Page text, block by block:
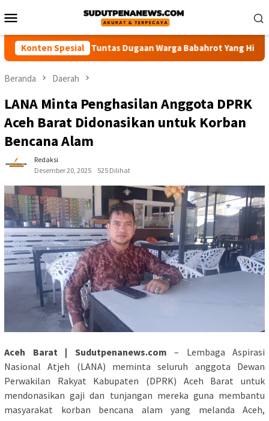
ke
Mobile
Konten Spesial
Polisi Usut Tuntas Dugaan Warga Babahrot Yang Hilang
Beranda Daerah
LANA Minta Penghasilan Anggota DPRK
Aceh Barat Didonasikan untuk Korban
Bencana Alam
Redaksi
Desember 20, 2025
525 Dilihat
Aceh Barat | Sudutpenanews.com – Lembaga Aspirasi
Nasional Atjeh (LANA) meminta seluruh anggota Dewan
Perwakilan Rakyat Kabupaten (DPRK) Aceh Barat untuk
mendonasikan gaji dan tunjangan mereka guna membantu
masyarakat korban bencana alam yang melanda Aceh,